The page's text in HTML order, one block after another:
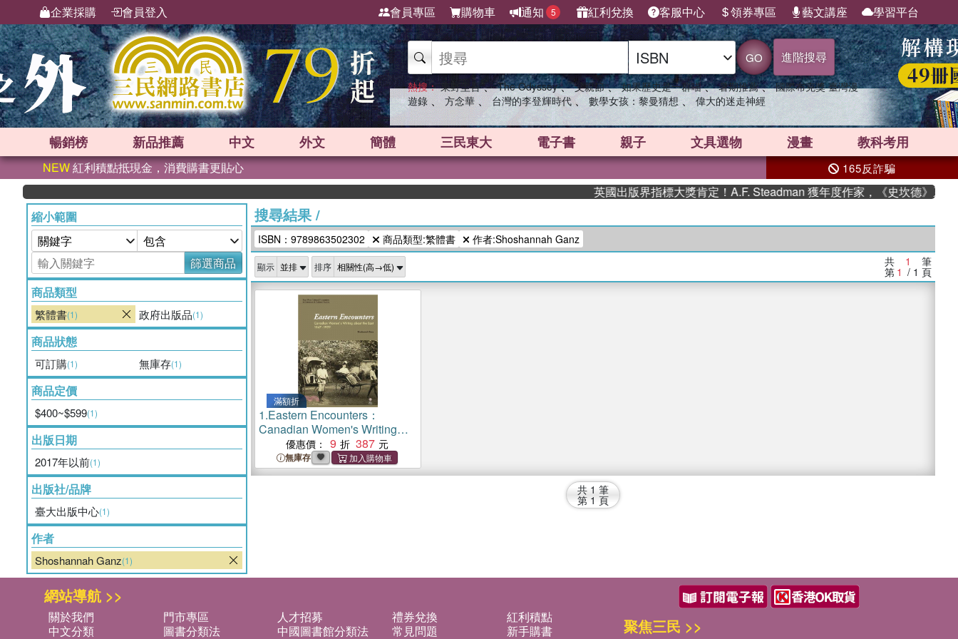
企業採購 會員登入 會員專區 購物車 通知 5 紅利兌換 客服中心 領券專區 藝文講座 學習平台
GO 進階搜尋
熱搜： 東野圭吾 、 The Odyssey 、 父親節 、 如果歷史是一群喵 、 暑期推薦 、 國際布克獎 臺灣漫
遊錄 、 方念華 、 台灣的李登輝時代 、 數學女孩：黎曼猜想 、 偉大的迷走神經
暢銷榜 新品推薦 中文 外文 簡體 三民東大 電子書 親子 文具選物 漫畫 教科考用
NEW紅利積點抵現金，消費購書更貼心 165反詐騙
英國出版界指標大獎肯定！A.F. Steadman 獲年度作家，《史坎德》系列帶
縮小範圍
篩選商品
商品類型
繁體書(1) 政府出版品(1)
商品狀態
可訂購(1) 無庫存(1)
商品定價
$400~$599(1)
出版日期
2017年以前(1)
出版社/品牌
臺大出版中心(1)
作者
Shoshannah Ganz(1)
搜尋結果/
ISBN：9789863502302 商品類型:繁體書 作者:Shoshannah Ganz
顯示 排序 共 1 筆
第 1 / 1 頁
滿額折
1.Eastern Encounters：
Canadian Women's Writing
about the East, 1867-1929
優惠價： 9 387
無庫存
共 1 筆
第 1 頁
網站導航 >>
關於我們 門市專區 人才招募 禮券兌換
紅利積點
中文分類
圖書分類法 中國圖書館分類法 常見問題
新手購書
聚焦三民 >>